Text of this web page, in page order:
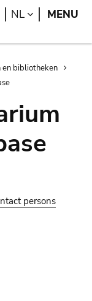
Search
NL LANGUAGE
MENU
en bibliotheken
persons